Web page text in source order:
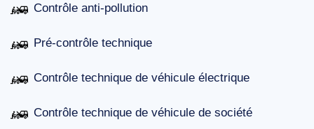
Contrôle anti-pollution
Pré-contrôle technique
Contrôle technique de véhicule électrique
Contrôle technique de véhicule de société